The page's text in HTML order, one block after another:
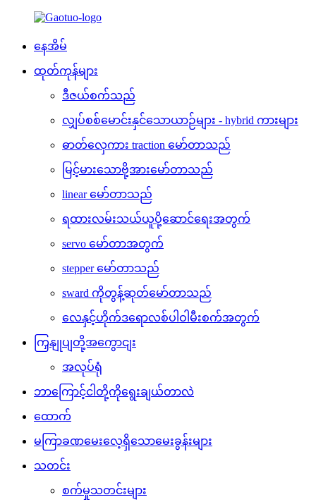
နေအိမ်
ထုတ်ကုန်များ
ဒီဇယ်စက်သည်
လျှပ်စစ်မောင်းနှင်သောယာဉ်များ - hybrid ကားများ
ဓာတ်လှေကား traction မော်တာသည်
မြင့်မားသောဗို့အားမော်တာသည်
linear မော်တာသည်
ရထားလမ်းသယ်ယူပို့ဆောင်ရေးအတွက်
servo မော်တာအတွက်
stepper မော်တာသည်
sward ကိုတွန့်ဆုတ်မော်တာသည်
လေနှင့်ဟိုက်ဒရောလစ်ပါဝါမီးစက်အတွက်
ကြှနျုပျတို့အကွောငျး
အလုပ်ရုံ
ဘာကြောင့်ငါတို့ကိုရွေးချယ်တာလဲ
ထောက်
မကြာခဏမေးလေ့ရှိသောမေးခွန်းများ
သတင်း
စက်မှုသတင်းများ